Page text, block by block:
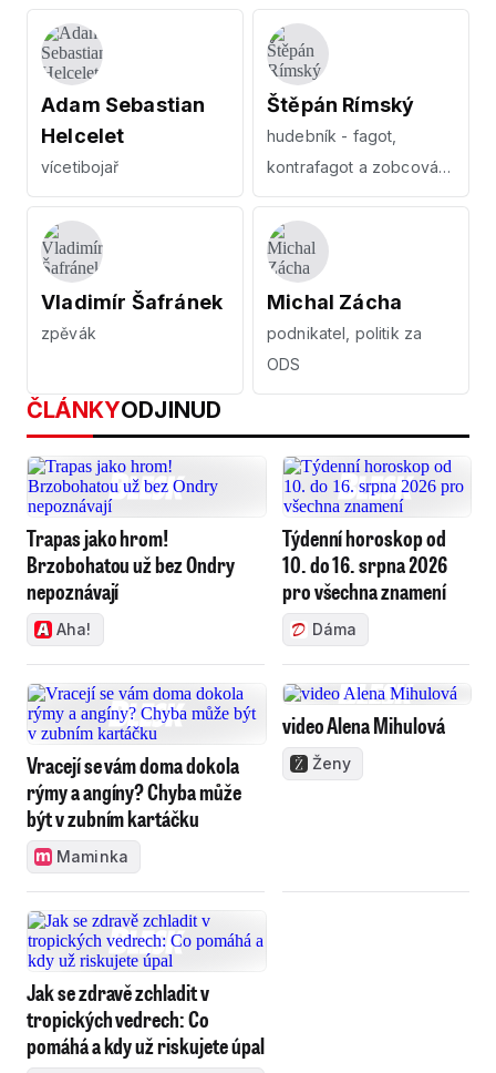
Adam Sebastian
Helcelet
vícetibojař
Štěpán Rímský
hudebník - fagot,
kontrafagot a zobcová
flétna
Vladimír Šafránek
zpěvák
Michal Zácha
podnikatel, politik za
ODS
ČLÁNKYODJINUD
Trapas jako hrom!
Brzobohatou už bez Ondry
nepoznávají
Aha!
Týdenní horoskop od
10. do 16. srpna 2026
pro všechna znamení
Dáma
Vracejí se vám doma dokola
rýmy a angíny? Chyba může
být v zubním kartáčku
Maminka
video Alena Mihulová
Ženy
Jak se zdravě zchladit v
tropických vedrech: Co
pomáhá a kdy už riskujete úpal